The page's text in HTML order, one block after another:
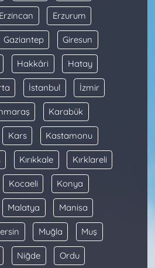
Erzincan Erzurum
Gaziantep Giresun
Hakkâri Hatay
İstanbul İzmir
Karabük
Kars Kastamonu
Kırıkkale Kırklareli
Kocaeli Konya
Malatya Manisa
Muğla Muş
Niğde Ordu